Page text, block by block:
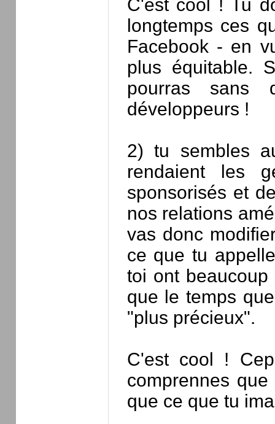
C'est cool ! Tu
longtemps ces
Facebook - en
plus équitable.
pourras sans
développeurs !
2) tu sembles
rendaient les
sponsorisés et
nos relations
vas donc
ce que tu
toi ont
que le temps
"plus précieux".
C'est cool !
comprennes
que ce que tu